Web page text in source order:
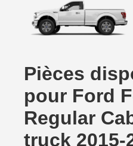
Pièces
pour Ford
Regular
truck 2015-